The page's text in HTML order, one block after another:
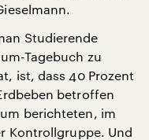
Studierende
Tagebuch zu
ist, dass 40 Prozent
betroffen
berichteten, im
Kontrollgruppe. Und